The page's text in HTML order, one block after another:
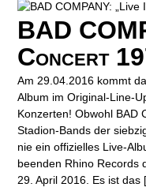
BAD
Concert
Am 29.04.2016 kommt
Album im Original-Line-
Konzerten! Obwohl BAD
Stadion-Bands der
nie ein offizielles Live-
beenden Rhino Records
29. April 2016. Es ist